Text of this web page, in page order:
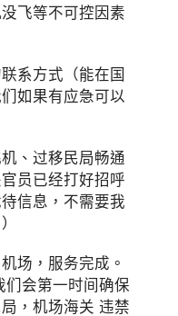
飞等不可控因素
系方式（能在国
如果有应急可以
、过移民局畅通
员已经打好招呼
信息，不需要我
场，服务完成。
们会第一时间确保
，机场海关 违禁